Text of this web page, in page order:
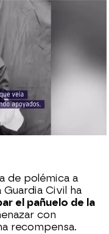
de polémica a
Guardia Civil ha
el pañuelo de la
con
recompensa.